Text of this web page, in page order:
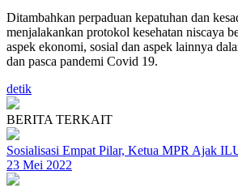
Ditambahkan perpaduan kepatuhan dan
menjalakankan protokol kesehatan niscaya
aspek ekonomi, sosial dan aspek lainnya
dan pasca pandemi Covid 19.
detik
BERITA TERKAIT
Sosialisasi Empat Pilar, Ketua MPR Ajak
23 Mei 2022